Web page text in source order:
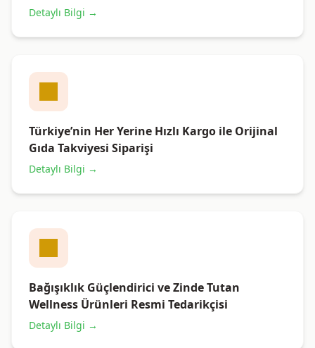
Detaylı Bilgi →
Türkiye’nin Her Yerine Hızlı Kargo ile Orijinal
Gıda Takviyesi Siparişi
Detaylı Bilgi →
Bağışıklık Güçlendirici ve Zinde Tutan
Wellness Ürünleri Resmi Tedarikçisi
Detaylı Bilgi →